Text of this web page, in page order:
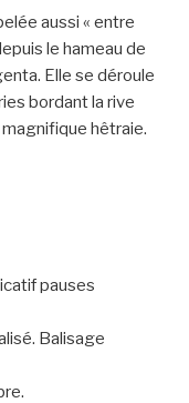
aussi « entre
le hameau de
Elle se déroule
bordant la rive
magnifique hêtraie.
pauses
Balisage